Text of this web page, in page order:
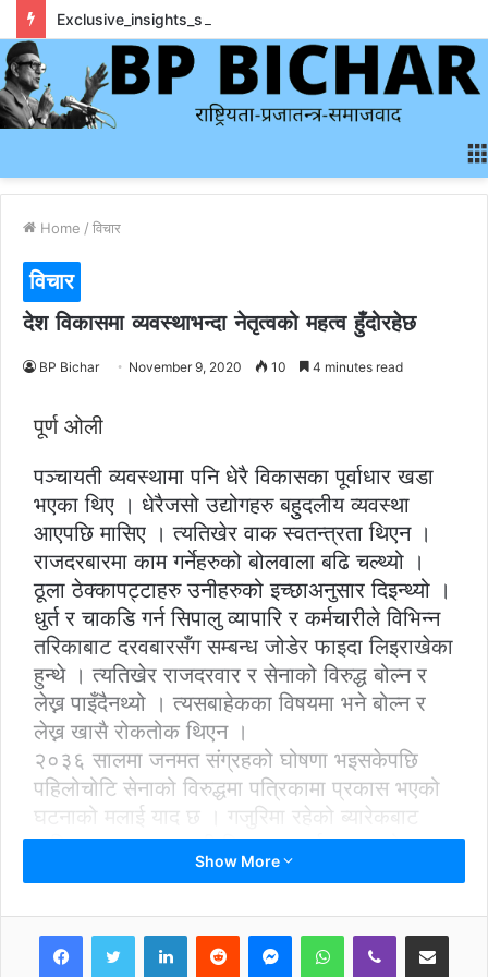
Home / विचार
विचार
देश विकासमा व्यवस्थाभन्दा नेतृत्वको महत्व हुँदोरहेछ
BP Bichar November 9, 2020 10 4 minutes read
पूर्ण ओली
पञ्चायती व्यवस्थामा पनि धेरै विकासका पूर्वाधार खडा
भएका थिए । धेरैजसो उद्योगहरु बहुुदलीय व्यवस्था
आएपछि मासिए । त्यतिखेर वाक स्वतन्त्रता थिएन ।
राजदरबारमा काम गर्नेहरुको बोलवाला बढि चल्थ्यो ।
ठूला ठेक्कापट्टाहरु उनीहरुको इच्छाअनुसार दिइन्थ्यो ।
धुर्त र चाकडि गर्न सिपालु व्यापारि र कर्मचारीले विभिन्न
तरिकाबाट दरवबारसँग सम्बन्ध जोडेर फाइदा लिइराखेका
हुन्थे । त्यतिखेर राजदरवार र सेनाको विरुद्ध बोल्न र
लेख्न पाइँदैनथ्यो । त्यसबाहेकका विषयमा भने बोल्न र
लेख्न खासै रोकतोक थिएन ।
२०३६ सालमा जनमत संग्रहको घोषणा भइसकेपछि
पहिलोचोटि सेनाको विरुद्धमा पत्रिकामा प्रकास भएको
घटनाको मलाई याद छ । गजुुरिमा रहेको ब्यारेकबाट
बाहिर मुुल सडकमा गाडी नियन्त्रण गर्न लगाइएको ढाट
भाँचिएको निहुमा सेनाले कारबाही गर्न खोज्दा जनताको
विरोध जनाए । त्यसको विरोधमा पहिलोचोटि पत्रिकामा
सेनाको विरुद्ध खबर प्रकासन भएको थियो । सीमित
Show More
LinkedInReddit MessengerWhatsAppViber Share via Email